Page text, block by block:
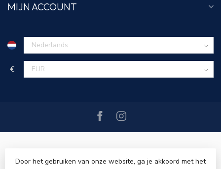
MIJN ACCOUNT
€
Door het gebruiken van onze website, ga je akkoord met het